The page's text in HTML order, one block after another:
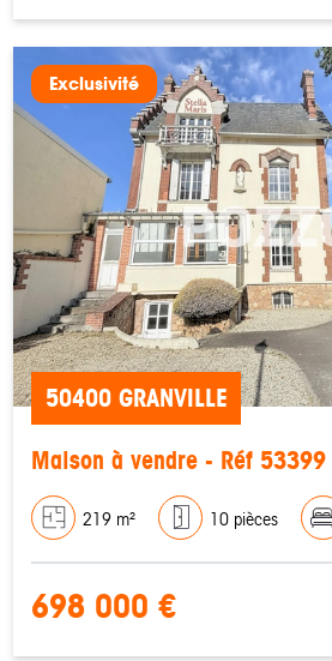
Exclusivité
50400 GRANVILLE
Maison à vendre - Réf 53399
219 m² 10 pièces
698 000 €